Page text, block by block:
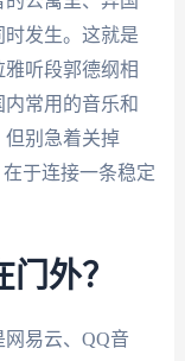
发生。这就是
听段郭德纲相
常用的音乐和
但别急着关掉
于连接一条稳定
外？
易云、QQ音